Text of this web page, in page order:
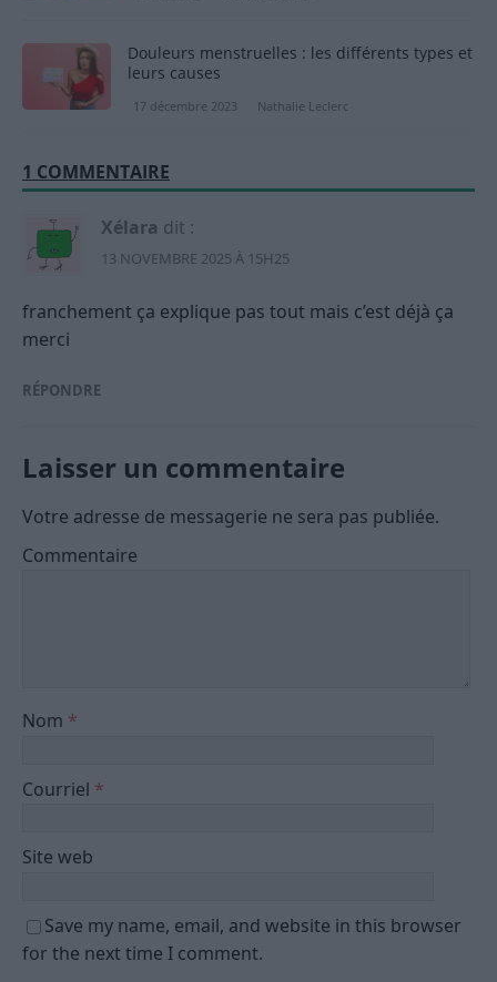
Douleurs menstruelles : les différents types et
leurs causes
17 décembre 2023 Nathalie Leclerc
1 COMMENTAIRE
Xélara dit :
13 NOVEMBRE 2025 À 15H25
franchement ça explique pas tout mais c’est déjà ça
merci
RÉPONDRE
Laisser un commentaire
Votre adresse de messagerie ne sera pas publiée.
Commentaire
Nom *
Courriel *
Site web
Save my name, email, and website in this browser
for the next time I comment.